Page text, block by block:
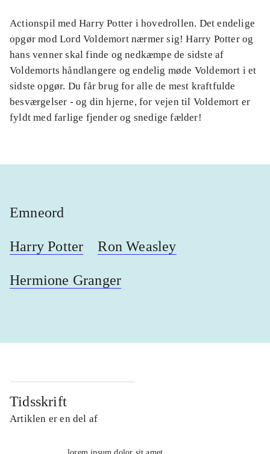
Actionspil med Harry Potter i hovedrollen. Det endelige
opgør mod Lord Voldemort nærmer sig! Harry Potter og
hans venner skal finde og nedkæmpe de sidste af
Voldemorts håndlangere og endelig møde Voldemort i et
sidste opgør. Du får brug for alle de mest kraftfulde
besværgelser - og din hjerne, for vejen til Voldemort er
fyldt med farlige fjender og snedige fælder!
Emneord
Harry Potter Ron Weasley
Hermione Granger
Tidsskrift
Artiklen er en del af